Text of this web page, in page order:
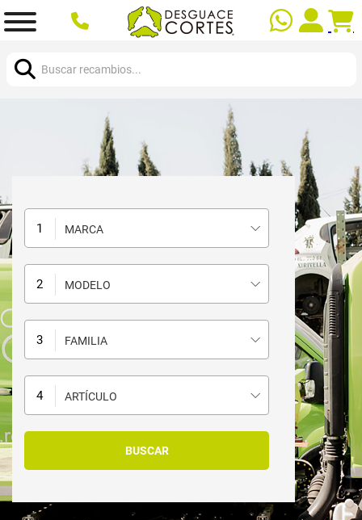
MARCA
MODELO
FAMILIA
ARTÍCULO